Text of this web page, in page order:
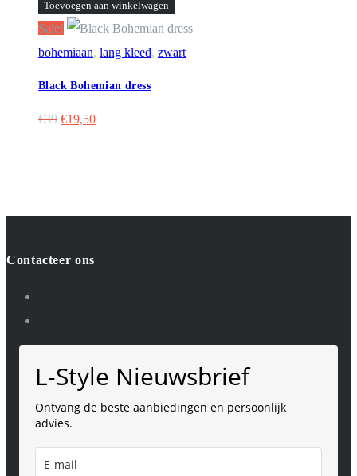
Bohemian
dress
aantal
Toevoegen aan winkelwagen
Sale!
bohemiaan, lang kleed, zwart
Black Bohemian dress
€39 Oorspronkelijke
€19,50Huidige
Contacteer ons
L-Style Nieuwsbrief
Ontvang de beste aanbiedingen en persoonlijk
advies.